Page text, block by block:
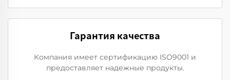
Гарантия качества
Компания имеет сертификацию ISO9001 и
предоставляет надежные продукты.